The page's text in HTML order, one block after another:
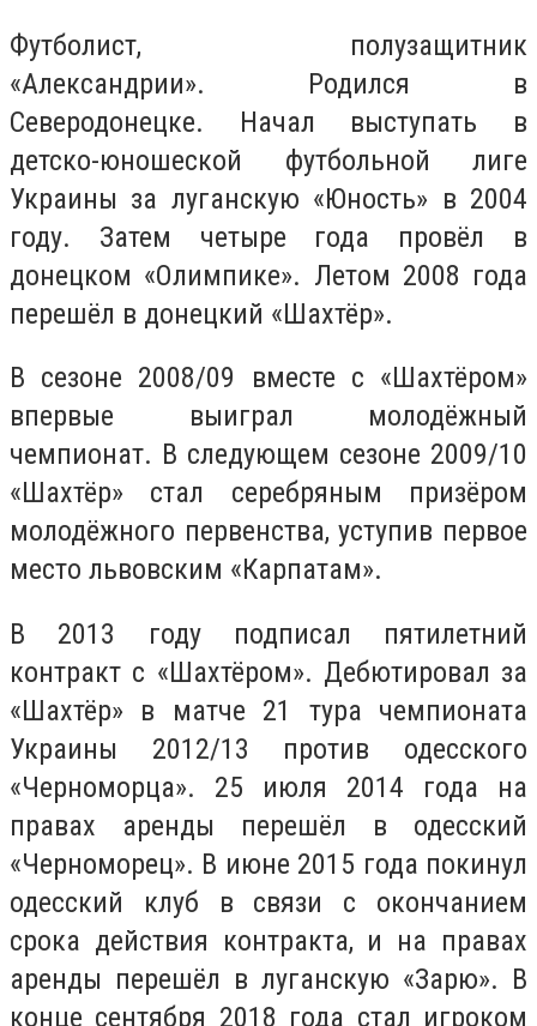
Футболист, полузащитник
«Александрии». Родился в
Северодонецке. Начал выступать в
детско-юношеской футбольной лиге
Украины за луганскую «Юность» в 2004
году. Затем четыре года провёл в
донецком «Олимпике». Летом 2008 года
перешёл в донецкий «Шахтёр».
В сезоне 2008/09 вместе с «Шахтёром»
впервые выиграл молодёжный
чемпионат. В следующем сезоне 2009/10
«Шахтёр» стал серебряным призёром
молодёжного первенства, уступив первое
место львовским «Карпатам».
В 2013 году подписал пятилетний
контракт с «Шахтёром». Дебютировал за
«Шахтёр» в матче 21 тура чемпионата
Украины 2012/13 против одесского
«Черноморца». 25 июля 2014 года на
правах аренды перешёл в одесский
«Черноморец». В июне 2015 года покинул
одесский клуб в связи с окончанием
срока действия контракта, и на правах
аренды перешёл в луганскую «Зарю». В
конце сентября 2018 года стал игроком